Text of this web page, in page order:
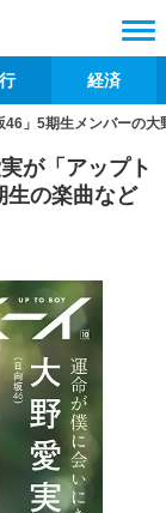
経済
46」5期生メンバーの
が「アップト
生の楽曲など